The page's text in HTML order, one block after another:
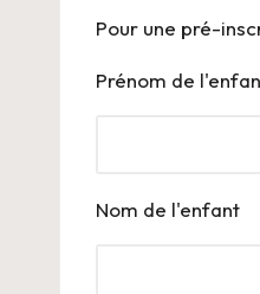
Pour une pré-
Prénom de
Nom de l'enfant